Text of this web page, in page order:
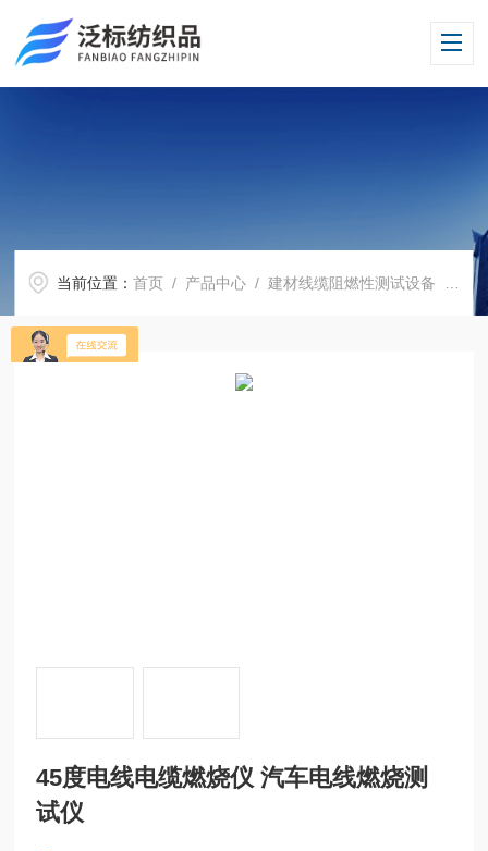
当前位置：首页 / 产品中心 /建材线缆阻燃性测试设备 电
45度电线电缆燃烧仪 汽车电线燃烧测
试仪